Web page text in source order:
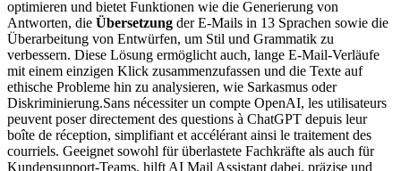
optimieren und bietet Funktionen wie die Generierung von
Antworten, die Übersetzung der E-Mails in 13 Sprachen sowie die
Überarbeitung von Entwürfen, um Stil und Grammatik zu
verbessern. Diese Lösung ermöglicht auch, lange E-Mail-Verläufe
mit einem einzigen Klick zusammenzufassen und die Texte auf
ethische Probleme hin zu analysieren, wie Sarkasmus oder
Diskriminierung.Sans nécessiter un compte OpenAI, les utilisateurs
peuvent poser directement des questions à ChatGPT depuis leur
boîte de réception, simplifiant et accélérant ainsi le traitement des
courriels. Geeignet sowohl für überlastete Fachkräfte als auch für
Kundensupport-Teams, hilft AI Mail Assistant dabei, präzise und